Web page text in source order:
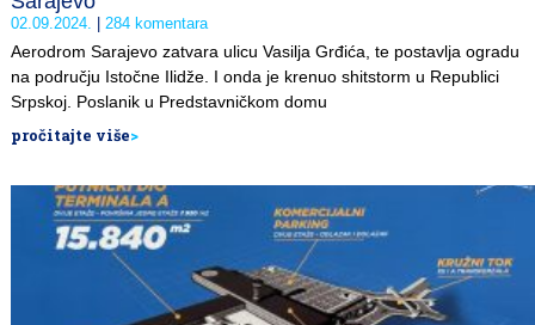
02.09.2024. 284 komentara
Aerodrom Sarajevo zatvara ulicu Vasilja Grđića, te postavlja ogradu
na području Istočne Ilidže. I onda je krenuo shitstorm u Republici
Srpskoj. Poslanik u Predstavničkom domu
pročitajte više>